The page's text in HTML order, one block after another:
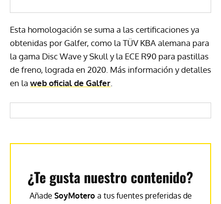
Esta homologación se suma a las certificaciones ya
obtenidas por Galfer, como la TÜV KBA alemana para
la gama Disc Wave y Skull y la ECE R90 para pastillas
de freno, lograda en 2020. Más información y detalles
en la web oficial de Galfer.
¿Te gusta nuestro contenido?
Añade SoyMotero a tus fuentes preferidas de